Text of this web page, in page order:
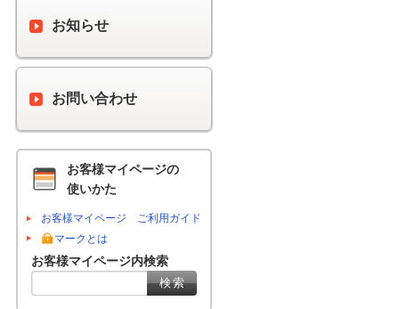
お知らせ
お問い合わせ
お客様マイページの
使いかた
お客様マイページ ご利用ガイド
マークとは
お客様マイページ内検索